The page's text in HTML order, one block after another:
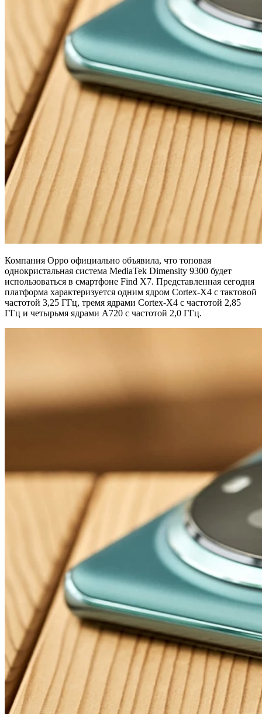
Компания Oppo официально объявила, что топовая
однокристальная система MediaTek Dimensity 9300 будет
использоваться в смартфоне Find X7. Представленная сегодня
платформа характеризуется одним ядром Cortex-X4 с тактовой
частотой 3,25 ГГц, тремя ядрами Cortex-X4 с частотой 2,85
ГГц и четырьмя ядрами A720 с частотой 2,0 ГГц.